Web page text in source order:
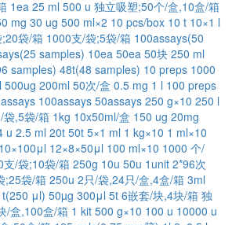
1ea 25 ml 500 u 独立吸塑;50个/盒,10盒/箱
mg 30 ug 500 ml×2 10 pcs/box 10 t 10×1 l
袋/箱 1000支/袋;5袋/箱 100assays(50
samples) 10ea 50ea 50块 250 ml
samples) 48t(48 samples) 10 preps 1000
500ug 200ml 50次/盒 0.5 mg 1 l 100 preps
100assays 50assays 250 g×10 250 l
袋,5袋/箱 1kg 10x50ml/盒 150 ug 20mg
u 2.5 ml 20t 50t 5×1 ml 1 kg×10 1 ml×10
10×100μl 12×8×50μl 100 ml×10 1000 个/
支/袋;10袋/箱250g 10u 50u 1unit 2*96次
;25袋/箱 250u 2只/袋,24只/盒,4盒/箱 3ml
μl) 50µg 300μl 5t 6嵌套/块,4块/箱 独
/盒,100盒/箱 1 kit 500 g×10 100 u 10000 u